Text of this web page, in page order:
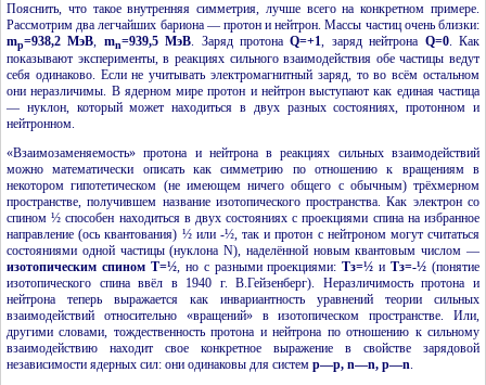
Пояснить, что такое внутренняя симметрия, лучше всего на конкретном примере.
Рассмотрим два легчайших бариона — протон и нейтрон. Массы частиц очень близки:
mp=938,2 МэВ, mn=939,5 МэВ. Заряд протонаQ=+1, заряд нейтрона Q=0. Как
показывают эксперименты, в реакциях сильного взаимодействия обе частицы ведут
себя одинаково. Если не учитывать электромагнитный заряд, то во всём остальном
они неразличимы. В ядерном мире протон и нейтрон выступают как единая частица
— нуклон, который может находиться в двух разных состояниях, протонном и
нейтронном.
«Взаимозаменяемость» протона и нейтрона в реакциях сильных взаимодействий
можно математически описать как симметрию по отношению к вращениям в
некотором гипотетическом (не имеющем ничего общего с обычным) трёхмерном
пространстве, получившем название изотопического пространства. Как электрон со
спином ½ способен находиться в двух состояниях с проекциями спина на избранное
направление (ось квантования) ½ или -½, так и протон с нейтроном могут считаться
состояниями одной частицы (нуклона N), наделённой новым квантовым числом —
изотопическим спином T=½, но с разными проекциями:Tз=½ иTз=-½ (понятие
изотопического спина ввёл в 1940 г. В.Гейзенберг). Неразличимость протона и
нейтрона теперь выражается как инвариантность уравнений теории сильных
взаимодействий относительно «вращений» в изотопическом пространстве. Или,
другими словами, тождественность протона и нейтрона по отношению к сильному
взаимодействию находит свое конкретное выражение в свойстве зарядовой
независимости ядерных сил: они одинаковы для систем p—p, n—n, p—n.